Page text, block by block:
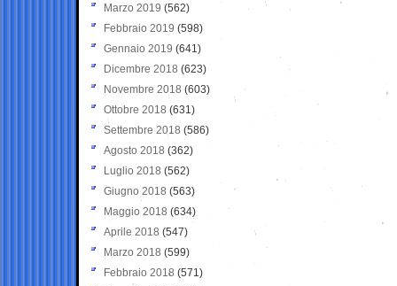
Marzo 2019 (562)
Febbraio 2019 (598)
Gennaio 2019 (641)
Dicembre 2018 (623)
Novembre 2018 (603)
Ottobre 2018 (631)
Settembre 2018 (586)
Agosto 2018 (362)
Luglio 2018 (562)
Giugno 2018 (563)
Maggio 2018 (634)
Aprile 2018 (547)
Marzo 2018 (599)
Febbraio 2018 (571)